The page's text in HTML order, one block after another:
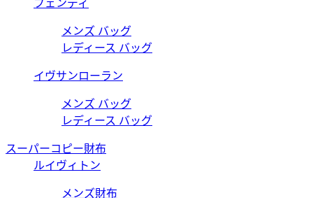
フェンディ
メンズ バッグ
レディース バッグ
イヴサンローラン
メンズ バッグ
レディース バッグ
スーパーコピー財布
ルイヴィトン
メンズ財布